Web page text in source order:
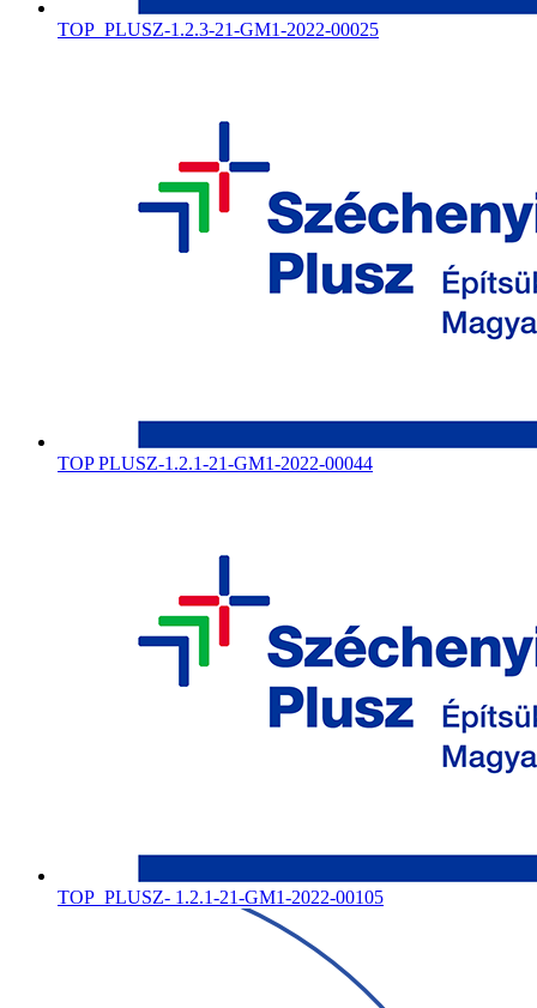
TOP_PLUSZ-1.2.3-21-GM1-2022-00025
TOP PLUSZ-1.2.1-21-GM1-2022-00044
TOP_PLUSZ- 1.2.1-21-GM1-2022-00105